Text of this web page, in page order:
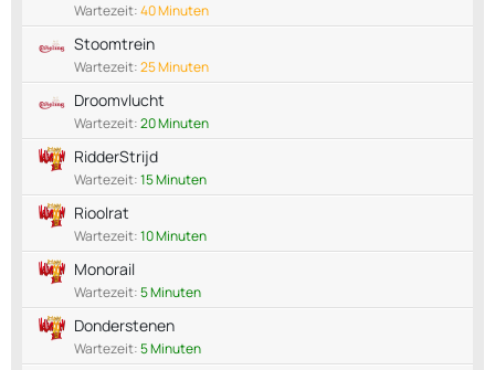
Wartezeit:40 Minuten
Stoomtrein
Wartezeit:25 Minuten
Droomvlucht
Wartezeit:20 Minuten
RidderStrijd
Wartezeit:15 Minuten
Rioolrat
Wartezeit:10 Minuten
Monorail
Wartezeit:5 Minuten
Donderstenen
Wartezeit:5 Minuten